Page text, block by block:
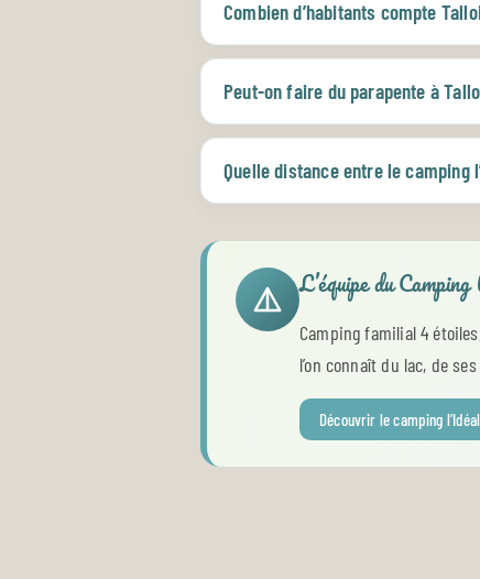
Combien d’habitants compte
Peut-on faire du parapente à
Quelle distance entre le camping
L’équipe du
Camping familial 4
l’on connaît du lac, de
Découvrir le camping l’Idéal